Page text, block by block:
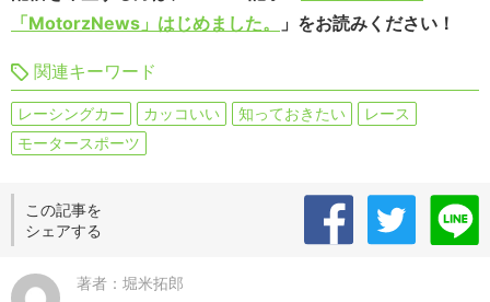
「MotorzNews」はじめました。
」をお読みください！
関連キーワード
レーシングカー カッコいい 知っておきたい
レース
モータースポーツ
この記事を
シェアする
著者：堀米拓郎